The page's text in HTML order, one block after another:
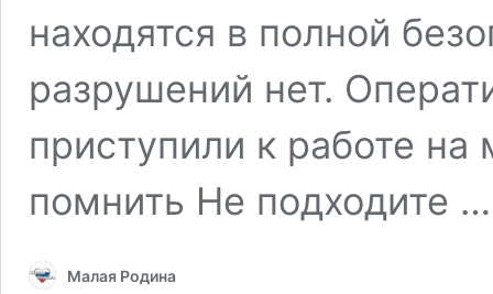
находятся в полной
разрушений нет.
приступили к работе
помнить Не подходите
Малая Родина